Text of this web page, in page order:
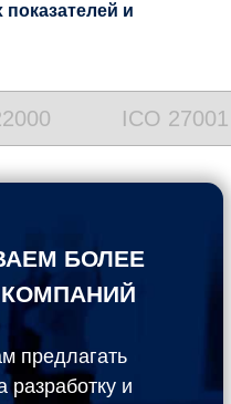
БОЛЕЕ
КОМПАНИЙ
предлагать
разработку и
ICO 27001
и